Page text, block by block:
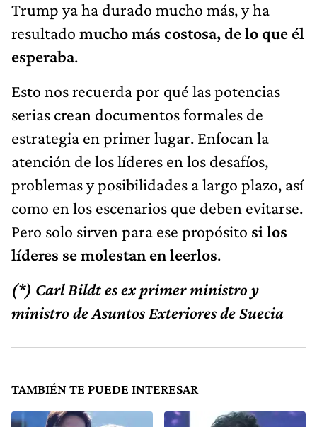
Trump ya ha durado mucho más, y ha
resultado mucho más costosa, de lo que él
esperaba.
Esto nos recuerda por qué las potencias
serias crean documentos formales de
estrategia en primer lugar. Enfocan la
atención de los líderes en los desafíos,
problemas y posibilidades a largo plazo, así
como en los escenarios que deben evitarse.
Pero solo sirven para ese propósito si los
líderes se molestan en leerlos.
(*) Carl Bildt es ex primer ministro y
ministro de Asuntos Exteriores de Suecia
TAMBIÉN TE PUEDE INTERESAR